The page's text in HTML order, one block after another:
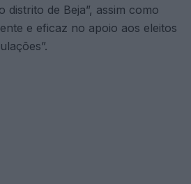
distrito de Beja”, assim como
e eficaz no apoio aos eleitos